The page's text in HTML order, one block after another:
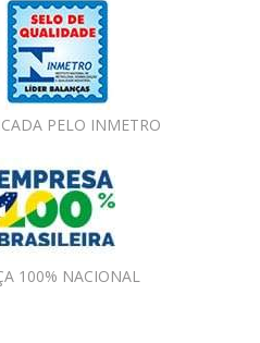
PELO INMETRO
100% NACIONAL